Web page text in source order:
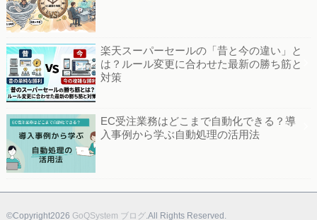
楽天スーパーセールの「昔と今の違い」と
は？ルール変更に合わせた最新の勝ち筋と
対策
EC受注業務はどこまで自動化できる？導
入事例から学ぶ自動処理の活用法
©Copyright2026 GoQSystem ブログ.All Rights Reserved.